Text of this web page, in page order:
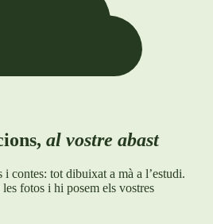
al vostre abast
i contes: tot dibuixat a mà a l’estudi.
fotos i hi posem els vostres